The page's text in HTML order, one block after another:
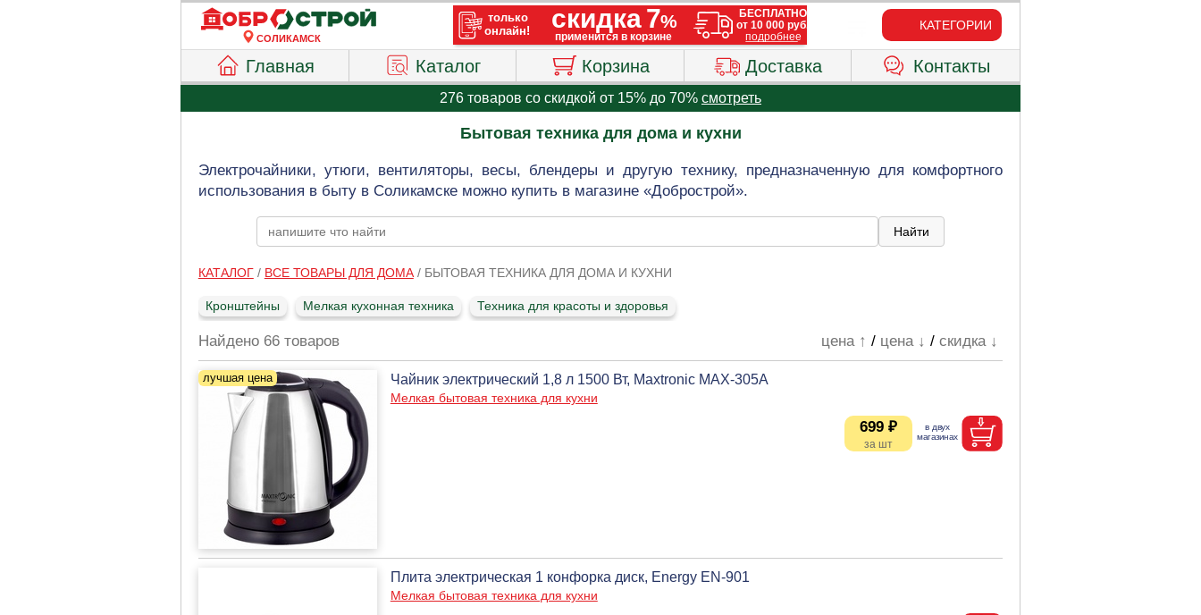
СОЛИКАМСК
КАТЕГОРИИ
Главная Каталог Корзина Доставка Контакты
276 товаров со скидкой от 15% до 70% смотреть
Бытовая техника для дома и кухни
Электрочайники, утюги, вентиляторы, весы, блендеры и другую технику, предназначенную для комфортного
использования в быту в Соликамске можно купить в магазине «Добрострой».
КАТАЛОГ/ ВСЕ ТОВАРЫ ДЛЯ ДОМА/ БЫТОВАЯ ТЕХНИКА ДЛЯ ДОМА И КУХНИ
Кронштейны Мелкая кухонная техника Техника для красоты и здоровья
Найдено 66 товаров цена ↑ / цена ↓ /скидка ↓
Чайник электрический 1,8 л 1500 Вт, Maxtronic МАХ-305А
Мелкая бытовая техника для кухни
699 ₽
Плита электрическая 1 конфорка диск, Energy EN-901
Мелкая бытовая техника для кухни